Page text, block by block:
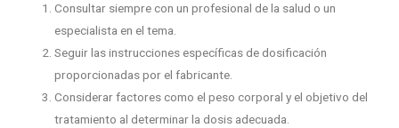
Consultar siempre con un profesional de la salud o un
especialista en el tema.
Seguir las instrucciones específicas de dosificación
proporcionadas por el fabricante.
Considerar factores como el peso corporal y el objetivo del
tratamiento al determinar la dosis adecuada.